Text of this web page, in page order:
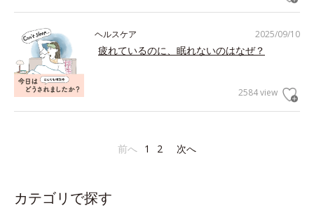
2025/09/10
ヘルスケア
疲れているのに、眠れないのはなぜ？
2584 view
前へ 1 2 次へ
カテゴリで探す